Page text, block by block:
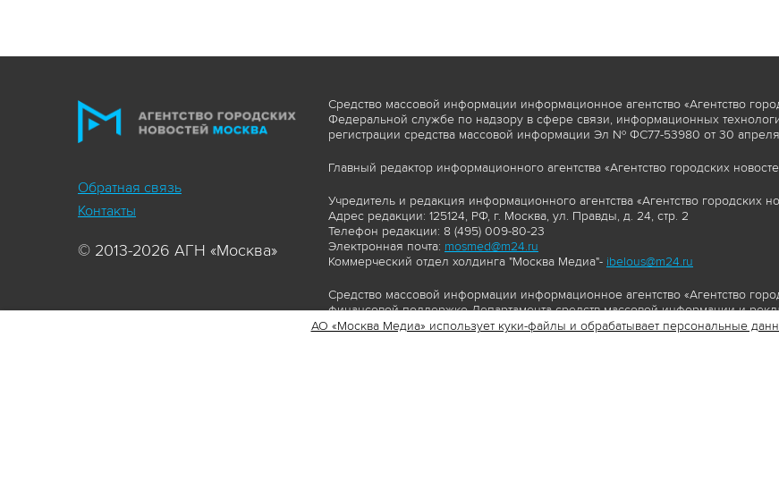
Обратная связь
Контакты
© 2013-2026 АГН «Москва»
Средство массовой информации информационное агентство «Агентство
Федеральной службе по надзору в сфере связи, информационных
регистрации средства массовой информации Эл № ФС77-53980 от 30 апреля
Главный редактор информационного агентства «Агентство городских
Учредитель и редакция информационного агентства «Агентство городских
Адрес редакции: 125124, РФ, г. Москва, ул. Правды, д. 24, стр. 2
Телефон редакции: 8 (495) 009-80-23
Электронная почта: mosmed@m24.ru
Коммерческий отдел холдинга "Москва Медиа"- ibelous@m24.ru
Средство массовой информации информационное агентство «Агентство
финансовой поддержке Департамента средств массовой информации и
Сайт https://www.mskagency.ru содержит материалы, товарные знаки и иные
АО «Москва Медиа» использует куки-файлы и обрабатывает персональные